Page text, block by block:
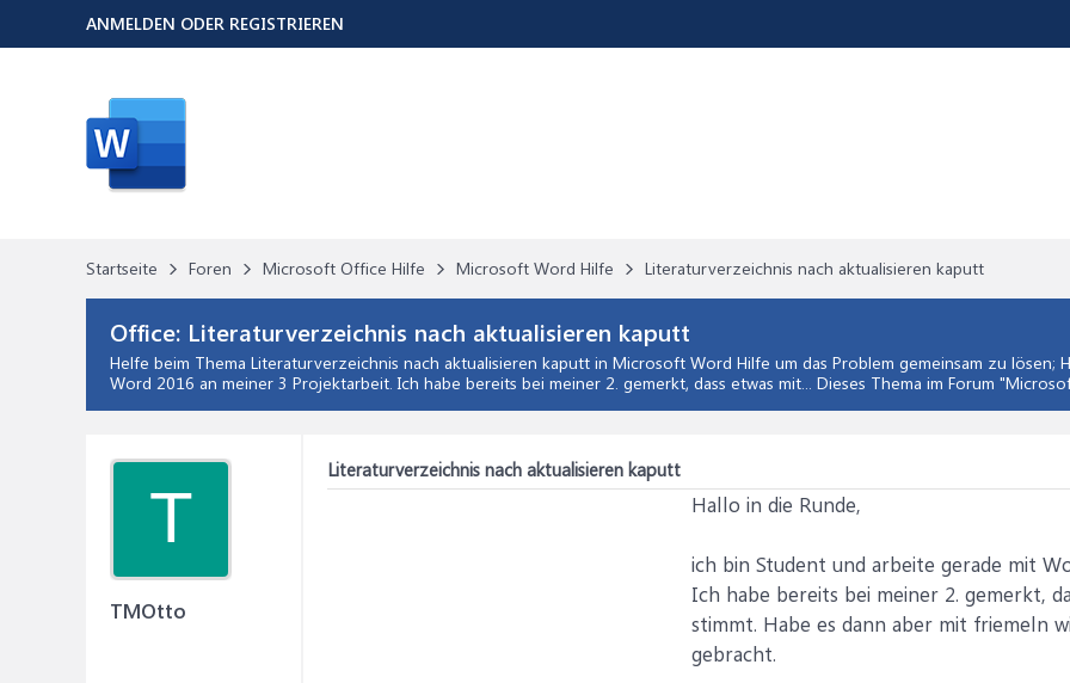
Startseite Foren Microsoft Office Hilfe Microsoft Word Hilfe Literaturverzeichnis nach aktualisieren kaputt
Office: Literaturverzeichnis nach aktualisieren kaputt
Helfe beim Thema Literaturverzeichnis nach aktualisieren kaputt in Microsoft Word Hilfe um das Problem gemeinsam zu lösen;
Word 2016 an meiner 3 Projektarbeit. Ich habe bereits bei meiner 2. gemerkt, dass etwas mit... Dieses Thema im Forum "
T
TMOtto
Literaturverzeichnis nach aktualisieren kaputt
Hallo in die Runde,
ich bin Student und arbeite gerade mit
Ich habe bereits bei meiner 2. gemerkt,
stimmt. Habe es dann aber mit friemeln
gebracht.
ANMELDEN ODER REGISTRIEREN